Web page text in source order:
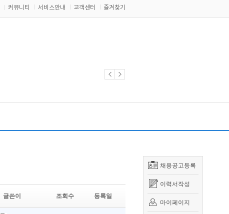
커뮤니티 서비스안내 고객센터 즐겨찾기
채용공고등록
이력서작성
마이페이지
글쓴이 조회수 등록일